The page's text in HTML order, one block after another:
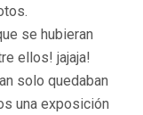
se hubieran
ellos! jajaja!
solo quedaban
una exposición